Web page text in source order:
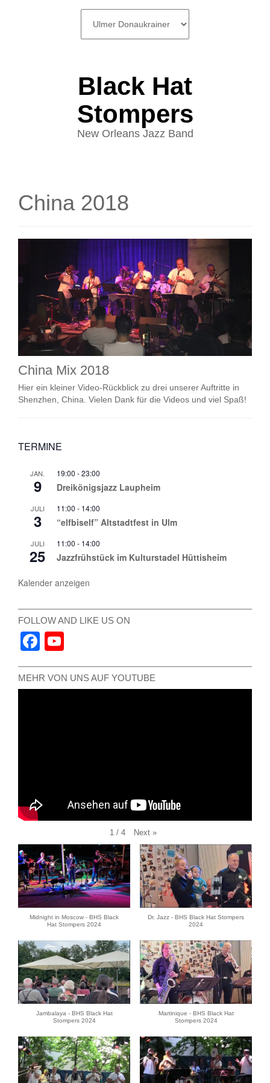
Black Hat
Stompers
New Orleans Jazz Band
China 2018
China Mix 2018
Hier ein kleiner Video-Rückblick zu drei unserer Auftritte in
Shenzhen, China. Vielen Dank für die Videos und viel Spaß!
TERMINE
JAN.
9
19:00 -23:00
Dreikönigsjazz Laupheim
JULI
3
11:00 - 14:00
“elfbiself” Altstadtfest in Ulm
JULI
25
11:00 - 14:00
Jazzfrühstück im Kulturstadel Hüttisheim
Kalender anzeigen
FOLLOW AND LIKE US ON
Facebook
Channel
MEHR VON UNS AUF YOUTUBE
1 / 4 Next »
Midnight in Moscow - BHS Black
Hat Stompers 2024
Dr. Jazz - BHS Black Hat Stompers
2024
Jambalaya - BHS Black Hat
Stompers 2024
Martinique - BHS Black Hat
Stompers 2024